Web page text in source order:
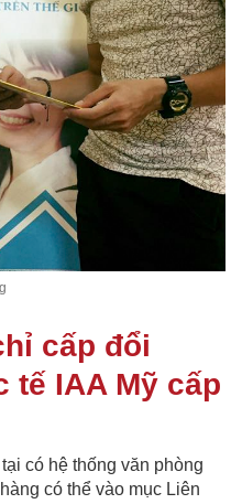
cấp đổi
tế IAA Mỹ cấp
có hệ thống văn phòng
có thể vào mục Liên